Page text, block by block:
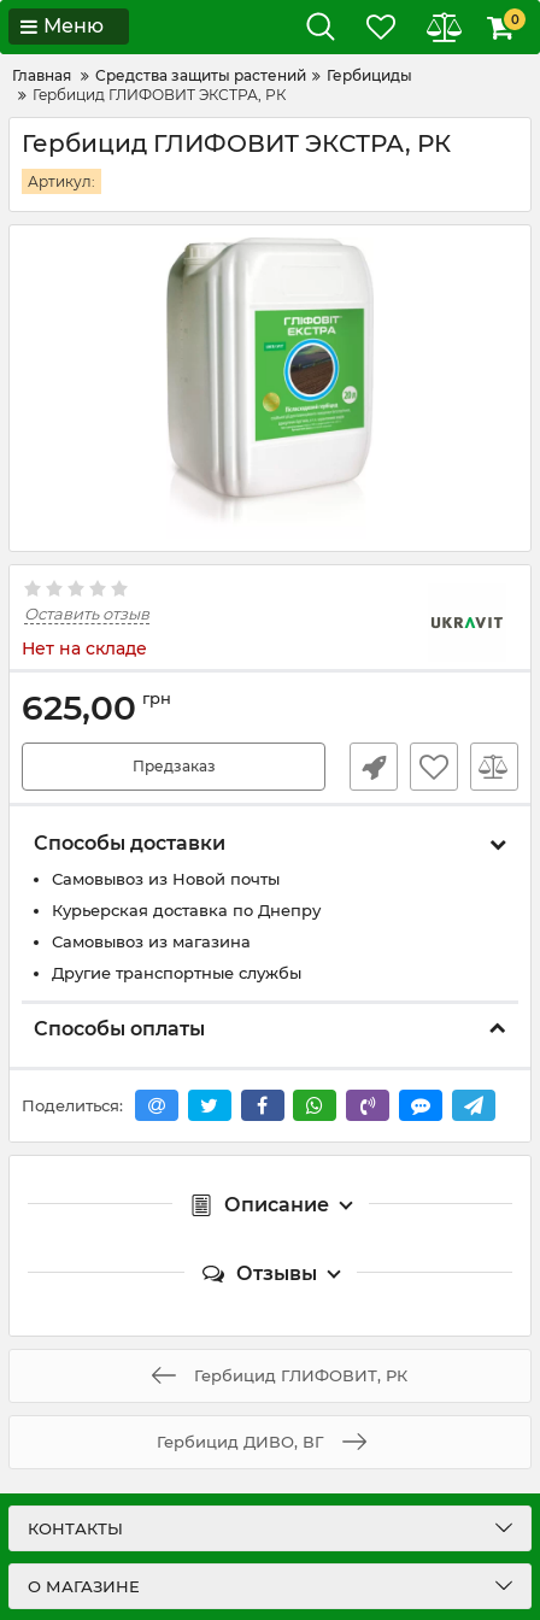
Меню 0
Главная Средства защиты растений
Гербициды
Гербицид ГЛИФОВИТ ЭКСТРА, РК
Гербицид ГЛИФОВИТ ЭКСТРА, РК
Артикул:
Оставить отзыв
Нет на складе
625,00 грн
Предзаказ
Способы доставки
Самовывоз из Новой почты
Курьерская доставка по Днепру
Самовывоз из магазина
Другие транспортные службы
Способы оплаты
Поделиться:
Описание
Отзывы
Гербицид ГЛИФОВИТ, РК
Гербицид ДИВО, ВГ
КОНТАКТЫ
О МАГАЗИНЕ